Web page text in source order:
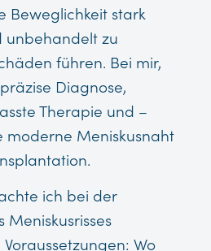
Beweglichkeit stark
unbehandelt zu
führen. Bei mir,
Diagnose,
Therapie und –
moderne Meniskusnaht
ich bei der
Meniskusrisses
Wo